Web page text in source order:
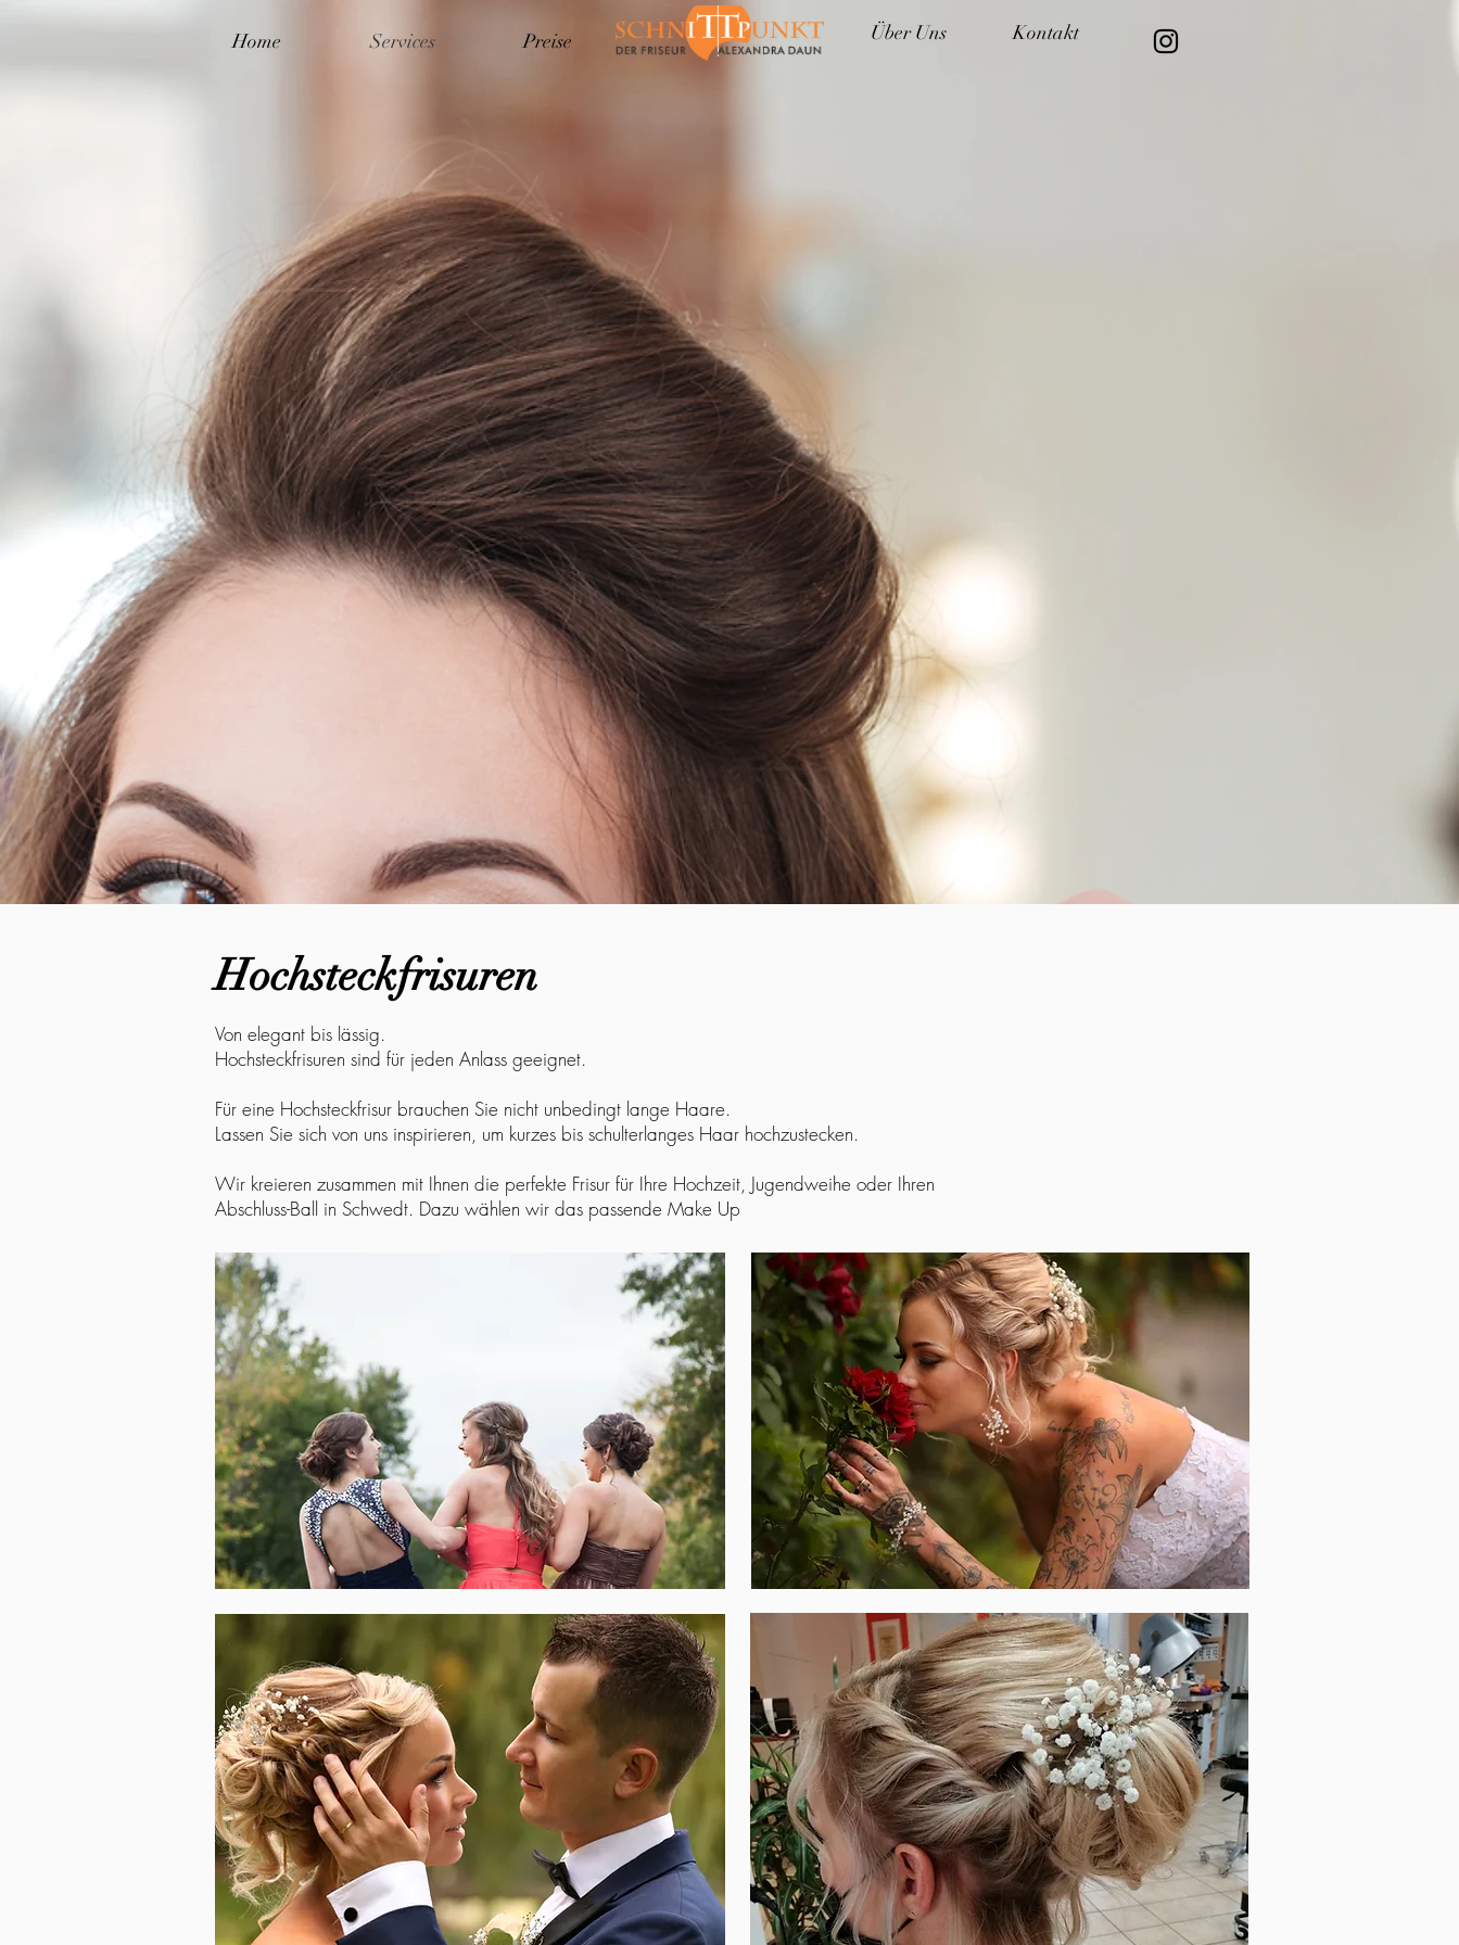
Home Services Preise Über Uns Kontakt
Hochsteckfrisuren
Von elegant bis lässig.
Hochsteckfrisuren sind für jeden Anlass geeignet.
Für eine Hochsteckfrisur brauchen Sie nicht unbedingt lange Haare.
Lassen Sie sich von uns inspirieren, um kurzes bis schulterlanges Haar hochzustecken.
Wir kreieren zusammen mit Ihnen die perfekte Frisur für Ihre Hochzeit, Jugendweihe oder Ihren
Abschluss-Ball in Schwedt. Dazu wählen wir das passende Make Up